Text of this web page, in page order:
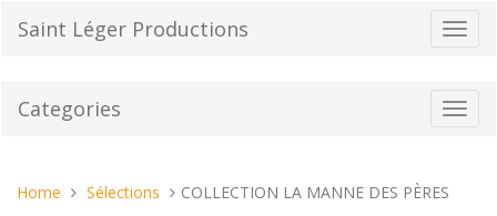
Saint Léger Productions
Categories
You
Home Sélections COLLECTION LA MANNE DES PÈRES